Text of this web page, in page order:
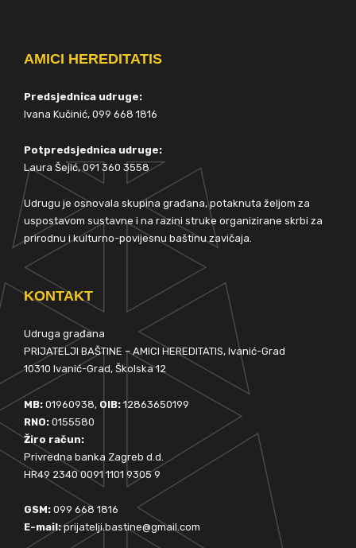
AMICI HEREDITATIS
Predsjednica udruge:
Ivana Kučinić, 099 668 1816
Potpredsjednica udruge:
Laura Šejić, 091 360 3558
Udrugu je osnovala skupina građana, potaknuta željom za
uspostavom sustavne i na razini struke organizirane skrbi za
prirodnu i kulturno-povijesnu baštinu zavičaja.
KONTAKT
Udruga građana
PRIJATELJI BAŠTINE – AMICI HEREDITATIS, Ivanić-Grad
10310 Ivanić-Grad, Školska 12
MB: 01960938, OIB: 12863650199
RNO: 0155580
Žiro račun:
Privredna banka Zagreb d.d.
HR49 2340 0091 1101 9305 9
GSM: 099 668 1816
E-mail:prijatelji.bastine@gmail.com